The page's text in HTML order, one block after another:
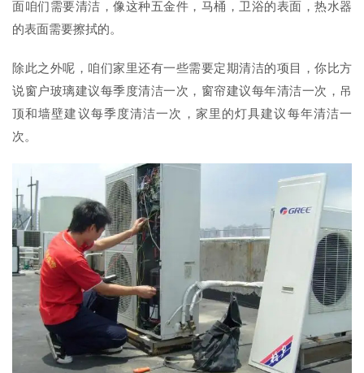
面咱们需要清洁，像这种五金件，马桶，卫浴的表面，热水器
的表面需要擦拭的。
除此之外呢，咱们家里还有一些需要定期清洁的项目，你比方
说窗户玻璃建议每季度清洁一次，窗帘建议每年清洁一次，吊
顶和墙壁建议每季度清洁一次，家里的灯具建议每年清洁一
次。